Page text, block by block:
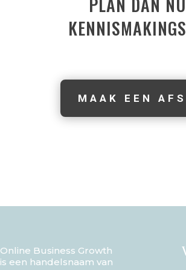
MAAK EEN
Online Business Growth
is een handelsnaam van